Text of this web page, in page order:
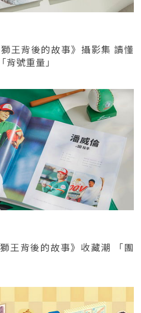
王背後的故事》攝影集 讀懂
號重量」
王背後的故事》收藏潮 「團